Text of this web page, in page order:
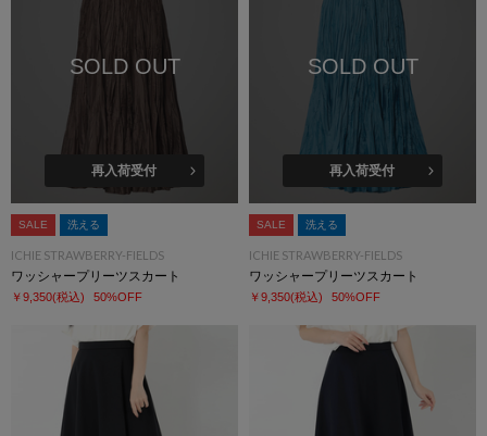
SOLD OUT
再入荷受付
SALE 洗える
ICHIE STRAWBERRY-FIELDS
ワッシャープリーツスカート
￥9,350(税込) 50%OFF
SOLD OUT
再入荷受付
SALE 洗える
ICHIE STRAWBERRY-FIELDS
ワッシャープリーツスカート
￥9,350(税込) 50%OFF